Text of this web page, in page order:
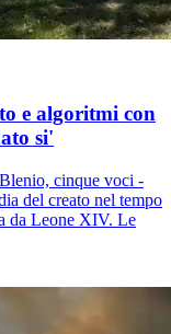
e algoritmi con
si'
cinque voci -
del creato nel tempo
da Leone XIV. Le